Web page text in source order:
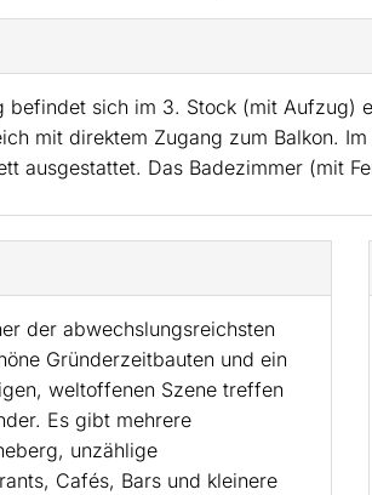
befindet sich im 3. Stock (mit Aufzug)
mit direktem Zugang zum Balkon.
ausgestattet. Das Badezimmer (mit
der abwechslungsreichsten
Gründerzeitbauten und ein
weltoffenen Szene treffen
Es gibt mehrere
unzählige
Cafés, Bars und kleinere